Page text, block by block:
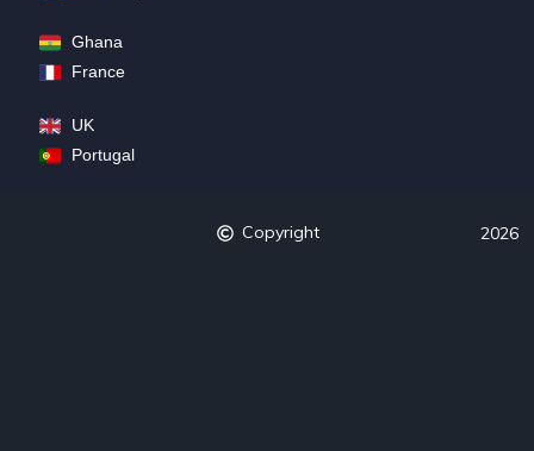
Ghana
France
UK
Portugal
Copyright 2026